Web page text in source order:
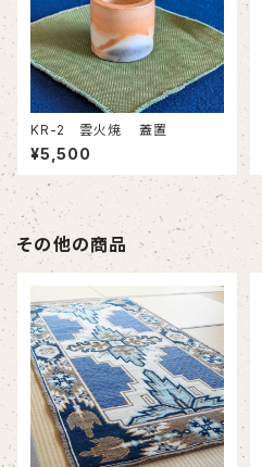
KR-2 雲火焼 蓋置
¥5,500
その他の商品